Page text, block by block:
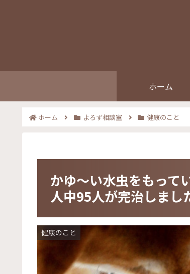
ホーム
ホーム よろず相談室 健康のこと
かゆ～い水虫をもって
人中95人が完治しまし
健康のこと